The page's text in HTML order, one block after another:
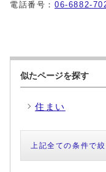
電話番号： 06-6882-
似たページを探す
住まい
上記全ての条件で絞